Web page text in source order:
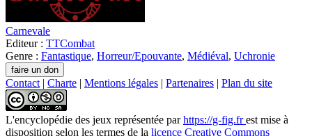
Carnevale
Editeur : TTCombat
Genre : Fantastique, Horreur/Epouvante, Médiéval, Uchronie
Contact | Charte | Mentions légales | Partenaires | Plan du site
L'encyclopédie des jeux représentée parhttps://g-fig.frest mise à
disposition selon les termes de la licence Creative Commons